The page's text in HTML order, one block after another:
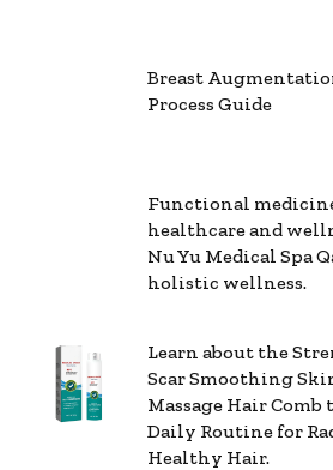
Breast
Process Guide
Functional
healthcare and
Nu Yu Medical Spa
holistic wellness.
Learn about the
Scar Smoothing
Massage Hair
Daily Routine for
Healthy Hair.